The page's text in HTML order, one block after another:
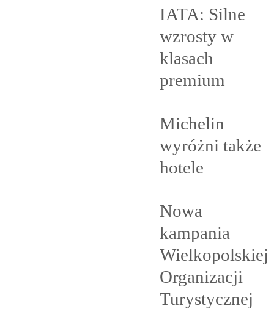
IATA: Silne
wzrosty w
klasach
premium
Michelin
wyróżni także
hotele
Nowa
kampania
Wielkopolskiej
Organizacji
Turystycznej